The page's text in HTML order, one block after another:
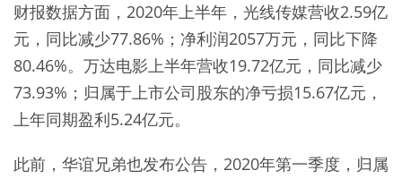
财报数据方面，2020年上半年，光线传媒营收2.59亿
元，同比减少77.86%；净利润2057万元，同比下降
80.46%。万达电影上半年营收19.72亿元，同比减少
73.93%；归属于上市公司股东的净亏损15.67亿元，
上年同期盈利5.24亿元。
此前，华谊兄弟也发布公告，2020年第一季度，归属